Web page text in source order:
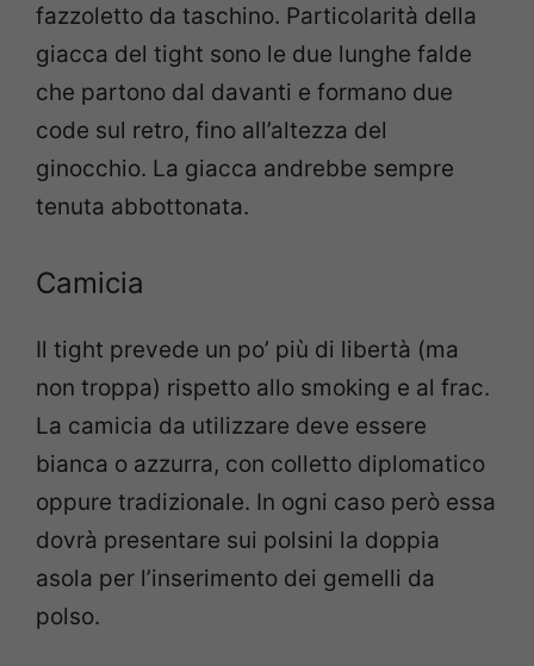
fazzoletto da taschino. Particolarità della
giacca del tight sono le due lunghe falde
che partono dal davanti e formano due
code sul retro, fino all’altezza del
ginocchio. La giacca andrebbe sempre
tenuta abbottonata.
Camicia
Il tight prevede un po’ più di libertà (ma
non troppa) rispetto allo smoking e al frac.
La camicia da utilizzare deve essere
bianca o azzurra, con colletto diplomatico
oppure tradizionale. In ogni caso però essa
dovrà presentare sui polsini la doppia
asola per l’inserimento dei gemelli da
polso.